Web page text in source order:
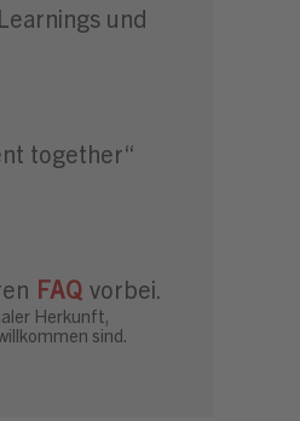
und
together“
FAQ vorbei.
Herkunft,
sind.